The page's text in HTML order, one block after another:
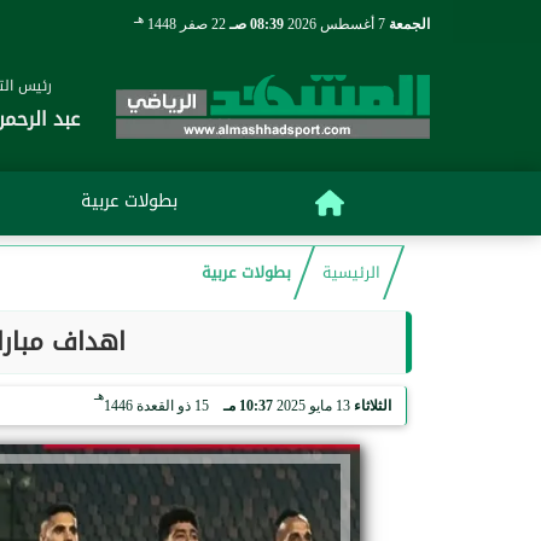
الجمعة 08:39 صـ 22 صفر 1448 هـ
رئيس
عبد
بطولات عربية
الرئيسية بطولات عربية
اهداف
الثلاثاء 13 مايو 2025 10:37 مـ 15 ذو القعدة 1446
هـ